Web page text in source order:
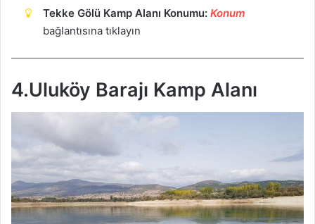
Tekke Gölü Kamp Alanı Konumu: Konum
bağlantısına tıklayın
4.Uluköy Barajı Kamp Alanı